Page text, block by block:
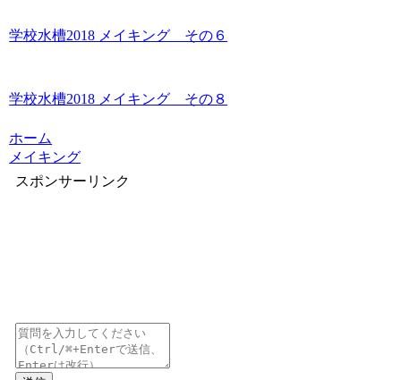
学校水槽2018 メイキング その６
学校水槽2018 メイキング その８
ホーム
メイキング
スポンサーリンク